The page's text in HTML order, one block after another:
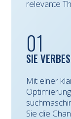
relevante
01
SIE
Mit einer
Sie die